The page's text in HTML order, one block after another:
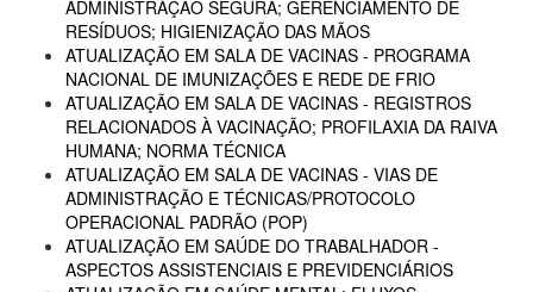
ADMINISTRAÇÃO SEGURA; GERENCIAMENTO DE
RESÍDUOS; HIGIENIZAÇÃO DAS MÃOS
ATUALIZAÇÃO EM SALA DE VACINAS - PROGRAMA
NACIONAL DE IMUNIZAÇÕES E REDE DE FRIO
ATUALIZAÇÃO EM SALA DE VACINAS - REGISTROS
RELACIONADOS À VACINAÇÃO; PROFILAXIA DA RAIVA
HUMANA; NORMA TÉCNICA
ATUALIZAÇÃO EM SALA DE VACINAS - VIAS DE
ADMINISTRAÇÃO E TÉCNICAS/PROTOCOLO
OPERACIONAL PADRÃO (POP)
ATUALIZAÇÃO EM SAÚDE DO TRABALHADOR -
ASPECTOS ASSISTENCIAIS E PREVIDENCIÁRIOS